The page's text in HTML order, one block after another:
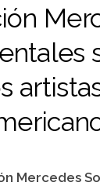
Mercedes